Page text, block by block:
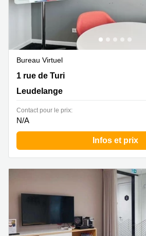
Bureau Virtuel
1 rue de Turi, Leudelange
1 rue de Turi
Leudelange
Contact pour le prix:
N/A
Infos et prix